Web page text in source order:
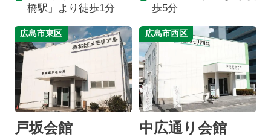
橋駅」より徒歩1分
歩5分
広島市東区
戸坂会館
広島市西区
中広通り会館